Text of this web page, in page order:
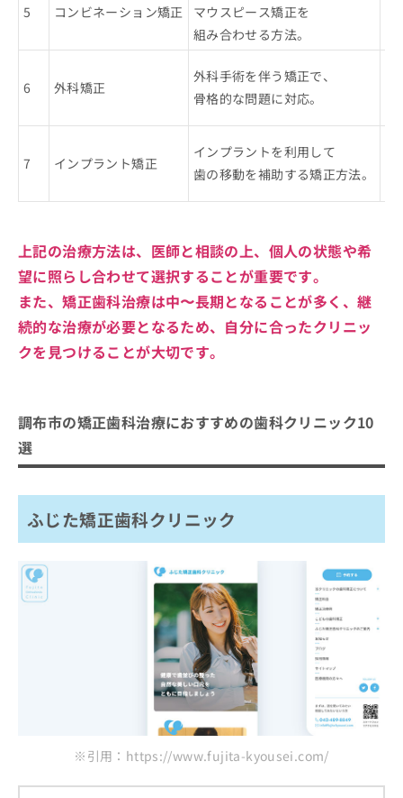
5 コンビネーション矯正
マウスピース矯正を
組み合わせる方法。
6 外科矯正
外科手術を伴う矯正で、
骨格的な問題に対応。
7 インプラント矯正
インプラントを利用して
歯の移動を補助する矯正方法。
上記の治療方法は、医師と相談の上、個人の状態や希
望に照らし合わせて選択することが重要です。
また、矯正歯科治療は中〜長期となることが多く、継
続的な治療が必要となるため、自分に合ったクリニッ
クを見つけることが大切です。
調布市の矯正歯科治療におすすめの歯科クリニック10
選
ふじた矯正歯科クリニック
※引用：https://www.fujita-kyousei.com/